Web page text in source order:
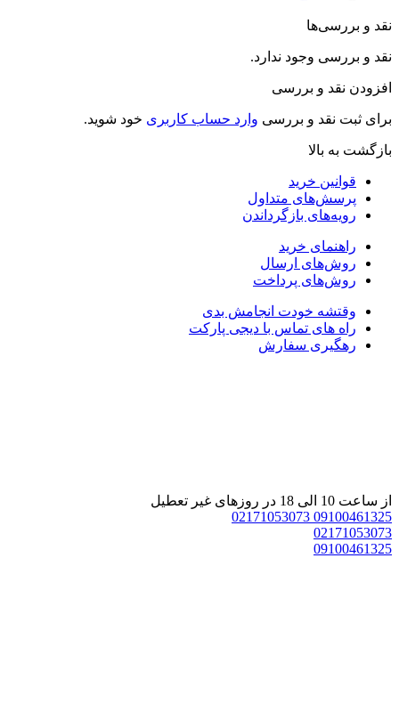
نقد و بررسی‌ها
نقد و بررسی وجود ندارد.
افزودن نقد و بررسی
برای ثبت نقد و بررسی وارد حساب کاربری خود شوید.
بازگشت به بالا
قوانین خرید
پرسش‌های متداول
رویه‌های بازگرداندن
راهنمای خرید
روش‌های ارسال
روش‌های پرداخت
وقتشه خودت انجامش بدی
راه های تماس با دیجی پارکت
رهگیری سفارش
از ساعت 10 الی 18 در روزهای غیر تعطیل
09100461325
02171053073
02171053073
09100461325